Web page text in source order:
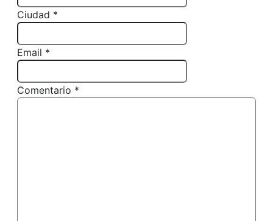
Ciudad *
Email *
Comentario *